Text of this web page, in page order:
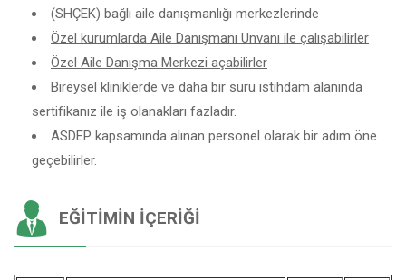
(SHÇEK) bağlı aile danışmanlığı merkezlerinde
Özel kurumlarda Aile Danışmanı Unvanı ile çalışabilirler
Özel Aile Danışma Merkezi açabilirler
Bireysel kliniklerde ve daha bir sürü istihdam alanında
sertifikanız ile iş olanakları fazladır.
ASDEP kapsamında alınan personel olarak bir adım öne
geçebilirler.
EĞITIMIN İÇERIĞI